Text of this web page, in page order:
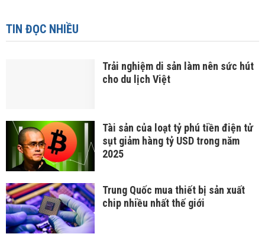
TIN ĐỌC NHIỀU
Trải nghiệm di sản làm nên sức hút
cho du lịch Việt
Tài sản của loạt tỷ phú tiền điện tử
sụt giảm hàng tỷ USD trong năm
2025
Trung Quốc mua thiết bị sản xuất
chip nhiều nhất thế giới